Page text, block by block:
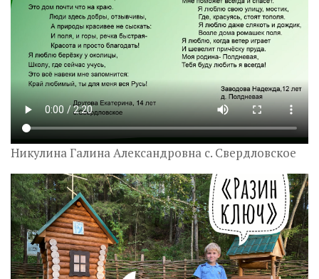
Никулина Галина Александровна с. Свердловское